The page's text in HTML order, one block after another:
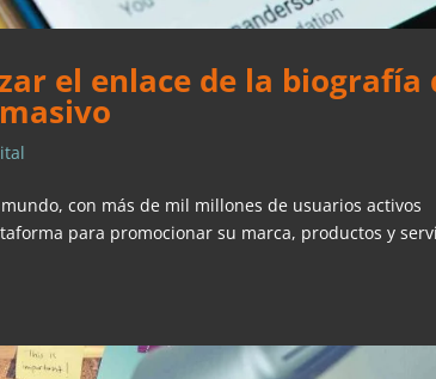
el enlace de la biografía
con más de mil millones de usuarios activos
para promocionar su marca, productos y